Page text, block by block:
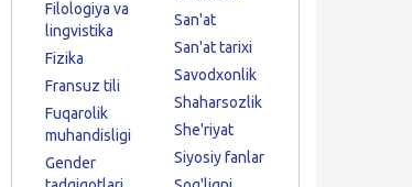
Filologiya va
lingvistika
Fizika
Fransuz tili
Fuqarolik
muhandisligi
Gender
San'at
San'at tarixi
Savodxonlik
Shaharsozlik
She'riyat
Siyosiy fanlar